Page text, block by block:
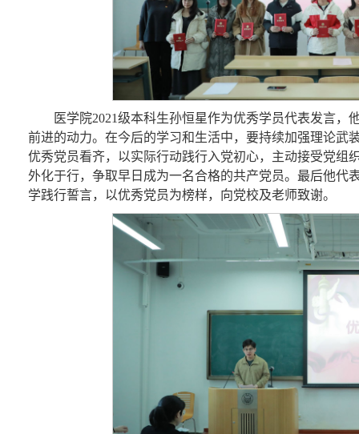
医学院2021级本科生孙恒星作为优秀学员代表发言，
前进的动力。 在今后的学习和生活中，要持续加强理论武
优秀党员看齐，以实际行动践行入党初心，主动接受党组
外化于行，争取早日成为一名合格的共产党员。 最后他代
学践行誓言，以优秀党员为榜样，向党校及老师致谢。